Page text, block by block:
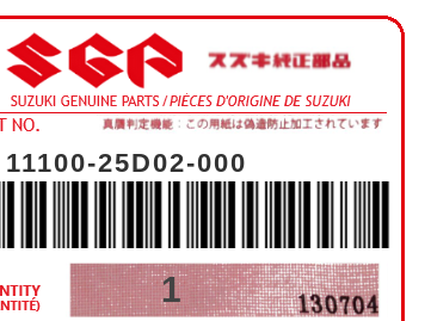
11100-25D02-000
1